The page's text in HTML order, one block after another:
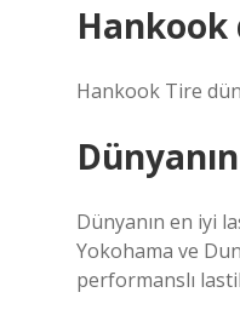
Hankook
Hankook Tire
Dünyanın en iyi
Yokohama ve
performanslı